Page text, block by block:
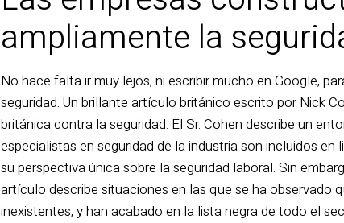
ampliamente la
No hace falta ir muy lejos, ni escribir mucho en Google,
seguridad. Un brillante artículo británico escrito por Nick
británica contra la seguridad. El Sr. Cohen describe un
especialistas en seguridad de la industria son incluidos
su perspectiva única sobre la seguridad laboral. Sin
artículo describe situaciones en las que se ha observado
inexistentes, y han acabado en la lista negra de todo el